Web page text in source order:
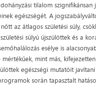
tilalom szignifikánsan
egészségét. A
az átlagos születési súly,
súlyú újszülöttek és a
esélye is
mint más,
egészségi mutatóit
során tapasztalt